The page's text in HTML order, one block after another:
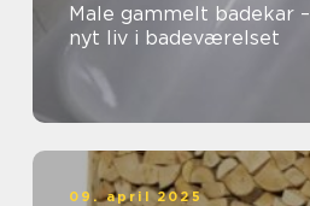
Male gammelt badekar
nyt liv i badeværelset
09. april 2025